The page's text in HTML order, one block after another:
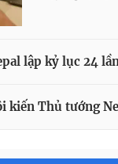
lập kỷ lục 24
kiến Thủ tướng